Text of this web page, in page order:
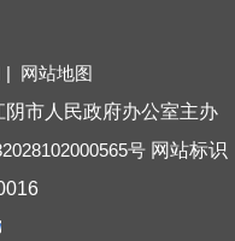
| 网站地图
市人民政府办公室主办
号网站标识